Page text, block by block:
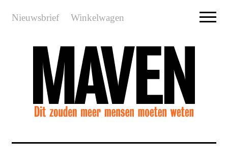
Nieuwsbrief Winkelwagen